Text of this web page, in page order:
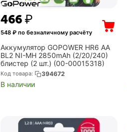
‍466‍₽
548 ₽ по безналичному расчёту
Аккумулятор GOPOWER HR6 AA
BL2 NI-MH 2850mAh (2/20/240)
блистер (2 шт.) (00-00015318)
Код товара: 394672
В наличии